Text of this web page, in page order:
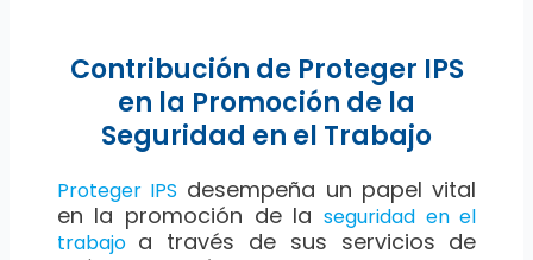
Contribución de Proteger IPS
en la Promoción de la
Seguridad en el Trabajo
Proteger IPS desempeña un papel vital
en la promoción de laseguridad en el
trabajo a través de sus servicios de